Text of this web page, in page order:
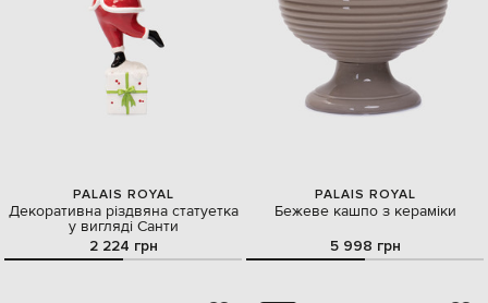
PALAIS ROYAL
Декоративна різдвяна статуетка
у вигляді Санти
2 224 грн
PALAIS ROYAL
Бежеве кашпо з кераміки
5 998 грн